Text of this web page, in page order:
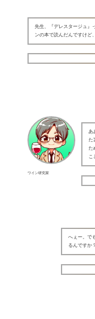
先生、『デレスタージュ』
ンの本で読んだんですけど
ワイン研究家
あ
た
た
こ
へぇー。で
るんですか？